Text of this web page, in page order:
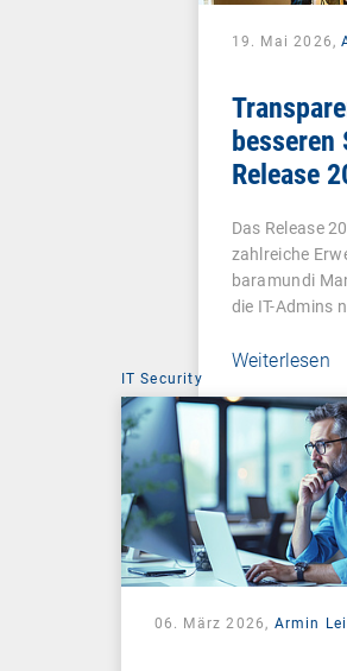
19. Mai 2026,
besseren
Release
Bereiche
Das Release
zahlreiche
baramundi
die IT-Admins
Weiterlesen
IT Security
06. März 2026, Armin